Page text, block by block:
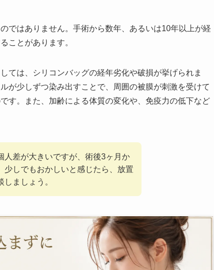
ではありません。手術から数年、あるいは10年以上が経
ことがあります。
ては、シリコンバッグの経年劣化や破損が挙げられま
が少しずつ染み出すことで、周囲の被膜が刺激を受けて
す。また、加齢による体質の変化や、免疫力の低下など
人差が大きいですが、術後3ヶ月か
少しでもおかしいと感じたら、放置
ましょう。